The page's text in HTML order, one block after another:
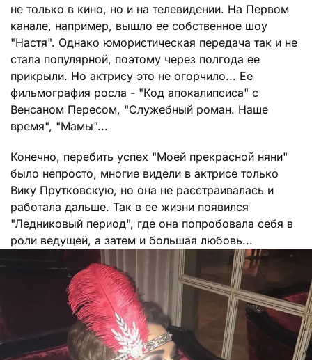
не только в кино, но и на телевидении. На Первом
канале, например, вышло ее собственное шоу
"Настя". Однако юмористическая передача так и не
стала популярной, поэтому через полгода ее
прикрыли. Но актрису это не огорчило... Ее
фильмография росла - "Код апокалипсиса" с
Венсаном Пересом, "Служебный роман. Наше
время", "Мамы"...
Конечно, перебить успех "Моей прекрасной няни"
было непросто, многие видели в актрисе только
Вику Прутковскую, но она не расстраивалась и
работала дальше. Так в ее жизни появился
"Ледниковый период", где она попробовала себя в
роли ведущей, а затем и большая любовь...